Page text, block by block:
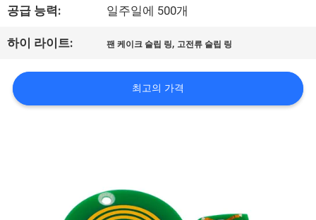
여
공
장
공급 능력: 일주일에 500개
하이 라이트: 팬 케이크 슬립 링, 고전류 슬립 링
최고의 가격